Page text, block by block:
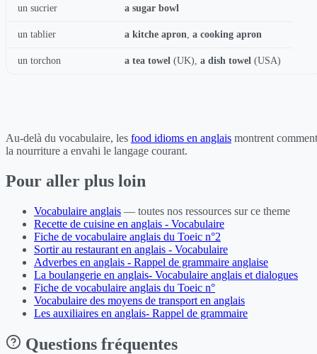
un sucrier a sugar bowl
un tablier a kitche apron a cooking apron
un torchon a tea towel (UK), a dish towel (USA)
Au-delà du vocabulaire, les food idioms en anglais montrent comment
la nourriture a envahi le langage courant.
Pour aller plus loin
Vocabulaire anglais — toutes nos ressources sur ce theme
Recette de cuisine en anglais - Vocabulaire
Fiche de vocabulaire anglais du Toeic n°2
Sortir au restaurant en anglais - Vocabulaire
Adverbes en anglais - Rappel de grammaire anglaise
La boulangerie en anglais- Vocabulaire anglais et dialogues
Fiche de vocabulaire anglais du Toeic n°
Vocabulaire des moyens de transport en anglais
Les auxiliaires en anglais- Rappel de grammaire
Questions fréquentes